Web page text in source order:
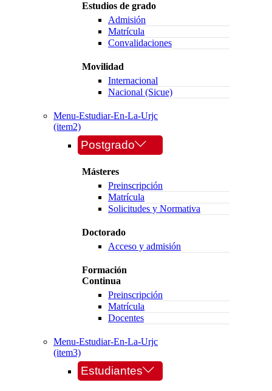
Estudios de grado
Admisión
Matrícula
Convalidaciones
Movilidad
Internacional
Nacional (Sicue)
Menu-Estudiar-En-La-Urjc
(item2)
Postgrado
Másteres
Preinscripción
Matrícula
Solicitudes y Normativa
Doctorado
Acceso y admisión
Formación
Continua
Preinscripción
Matrícula
Docentes
Menu-Estudiar-En-La-Urjc
(item3)
Estudiantes